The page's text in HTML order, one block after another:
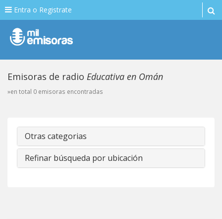
Entra o Registrate
Emisoras de radio Educativa en Omán
»en total 0 emisoras encontradas
Otras categorias
Refinar búsqueda por ubicación